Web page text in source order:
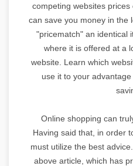
competing websites
can save you money in the
"pricematch" an identical
where it is offered at a
website. Learn which
use it to your
Online shopping can
Having said that, in order
must utilize the best
above article, which has